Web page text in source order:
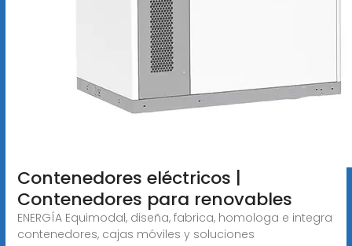
Contenedores eléctricos |
Contenedores para renovables
ENERGÍA Equimodal, diseña, fabrica, homologa e integra
contenedores, cajas móviles y soluciones